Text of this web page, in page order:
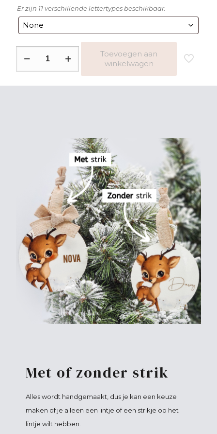
Er zijn 11 verschillende lettertypes beschikbaar.
Toevoegen aan
winkelwagen
Met of zonder strik
Alles wordt handgemaakt, dus je kan een keuze
maken of je alleen een lintje of een strikje op het
lintje wilt hebben.